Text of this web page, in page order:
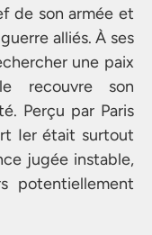
de son armée et
alliés. À ses
une paix
recouvre son
Perçu par Paris
Ier était surtout
jugée instable,
potentiellement